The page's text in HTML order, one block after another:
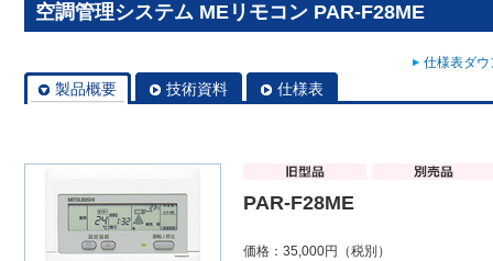
空調管理システム MEリモコン PAR-F28ME
仕様表ダ
製品概要 技術資料 仕様表
PAR-F28ME
価格：35,000円（税別）